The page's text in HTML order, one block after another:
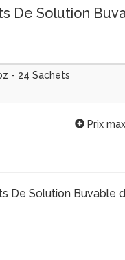
De Solution
- 24 Sachets
Prix
De Solution Buvable